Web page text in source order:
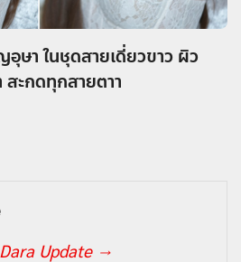
ษา ในชุดสายเดี่ยวขาว ผิว
ะกดทุกสายตาา
Update →